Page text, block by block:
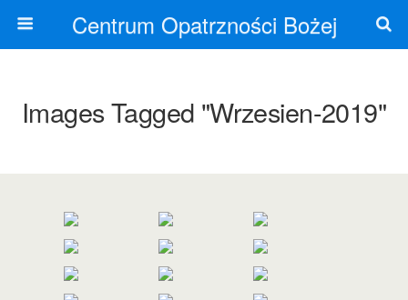
Centrum Opatrzności Bożej
Images Tagged "wrzesien-2019"